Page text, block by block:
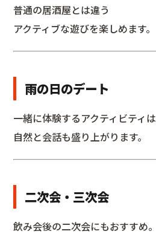
普通の居酒屋とは違う
アクティブな遊びを楽しめます。
雨の日のデート
一緒に体験するアクティビティは
自然と会話も盛り上がります。
二次会・三次会
飲み会後の二次会にもおすすめ。